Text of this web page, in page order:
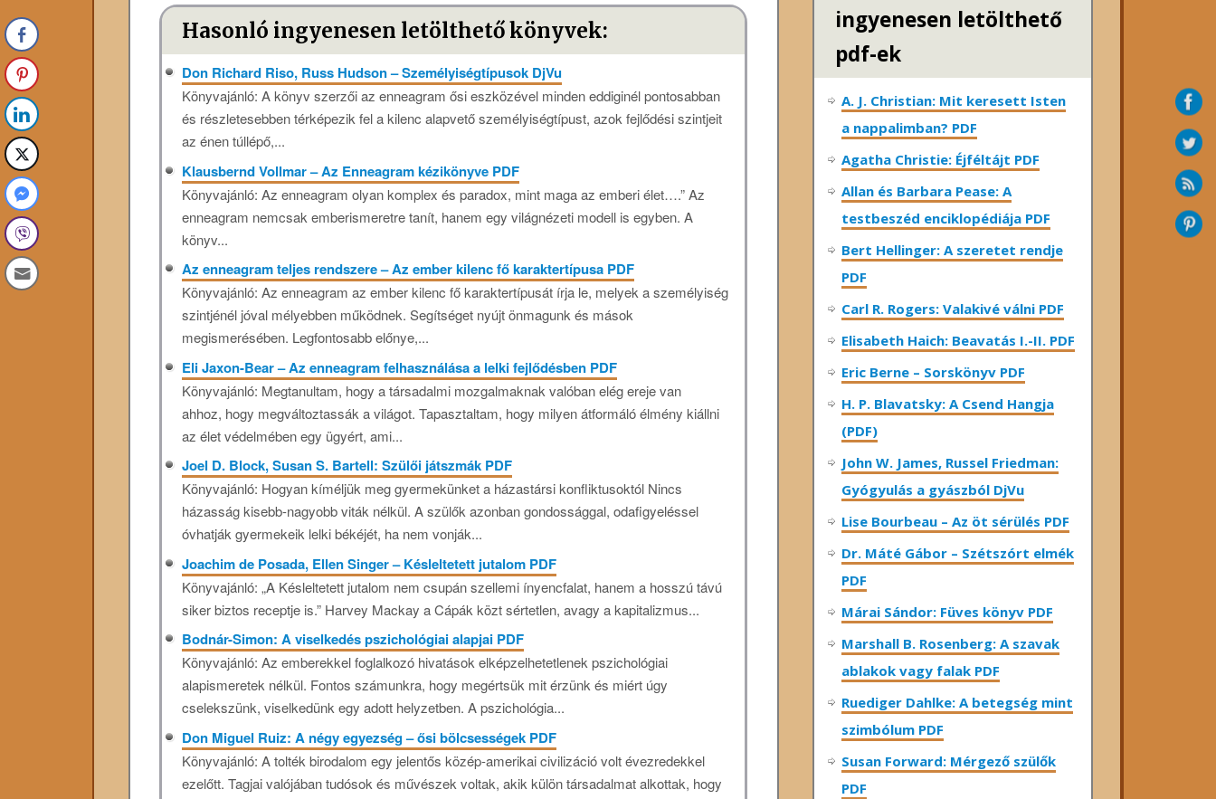
Hasonló ingyenesen letölthető könyvek:
Don Richard Riso, Russ Hudson – Személyiségtípusok DjVu
Könyvajánló: A könyv­ szerzői az enneagram ősi eszközével minden eddiginél pontosabban
és részletesebben térképezik fel a kilenc alapvető személyiségtípust, azok fejlődési szintjeit
az énen túllépő,...
Klausbernd Vollmar – Az Enneagram kézikönyve PDF
Könyvajánló: Az enneagram olyan komplex és paradox, mint maga az emberi élet….” Az
enneagram nemcsak emberismeretre tanít, hanem egy világnézeti modell is egyben. A
könyv...
Az enneagram teljes rendszere – Az ember kilenc fő karaktertípusa PDF
Könyvajánló: Az enneagram az ember kilenc fő karaktertípusát írja le, melyek a személyiség
szintjénél jóval mélyebben működnek. Segítséget nyújt önmagunk és mások
megismerésében. Legfontosabb előnye,...
Eli Jaxon-Bear – Az enneagram felhasználása a lelki fejlődésben PDF
Könyvajánló: Megtanultam, hogy a társadalmi mozgalmaknak valóban elég ereje van
ahhoz, hogy megváltoztassák a világot. Tapasztaltam, hogy milyen átformáló élmény kiállni
az élet védelmében egy ügyért, ami...
Joel D. Block, Susan S. Bartell: Szülői játszmák PDF
Könyvajánló: Hogyan kíméljük meg gyermekünket a házastársi konfliktusoktól Nincs
házasság kisebb-nagyobb viták nélkül. A szülők azonban gondossággal, odafigyeléssel
óvhatják gyermekeik lelki békéjét, ha nem vonják...
Joachim de Posada, Ellen Singer – Késleltetett jutalom PDF
Könyvajánló: „A Késleltetett jutalom nem csupán szellemi ínyencfalat, hanem a hosszú távú
siker biztos receptje is.” Harvey Mackay a Cápák közt sértetlen, avagy a kapitalizmus...
Bodnár-Simon: A viselkedés pszichológiai alapjai PDF
Könyvajánló: Az emberekkel foglalkozó hivatások elképzelhetetlenek pszichológiai
alapismeretek nélkül. Fontos számunkra, hogy megértsük mit érzünk és miért úgy
cselekszünk, viselkedünk egy adott helyzetben. A pszichológia...
Don Miguel Ruiz: A négy egyezség – ősi bölcsességek PDF
Könyvajánló: A tolték birodalom egy jelentős közép-amerikai civilizáció volt évezredekkel
ezelőtt. Tagjai valójában tudósok és művészek voltak, akik külön társadalmat alkottak, hogy
ingyenesen letölthető
pdf-ek
A. J. Christian: Mit keresett Isten
a nappalimban? PDF
Agatha Christie: Éjféltájt PDF
Allan és Barbara Pease: A
testbeszéd enciklopédiája PDF
Bert Hellinger: A ​szeretet rendje
PDF
Carl R. Rogers: Valakivé válni PDF
Elisabeth Haich: Beavatás I.-II. PDF
Eric Berne – Sorskönyv PDF
H. P. Blavatsky: A Csend Hangja
(PDF)
John W. James, Russel Friedman:
Gyógyulás a gyászból DjVu
Lise Bourbeau – Az öt sérülés PDF
Dr. Máté Gábor – Szétszórt elmék
PDF
Márai Sándor: Füves könyv PDF
Marshall B. Rosenberg: A szavak
ablakok vagy falak PDF
Ruediger Dahlke: A betegség mint
szimbólum PDF
Susan Forward: Mérgező szülők
PDF